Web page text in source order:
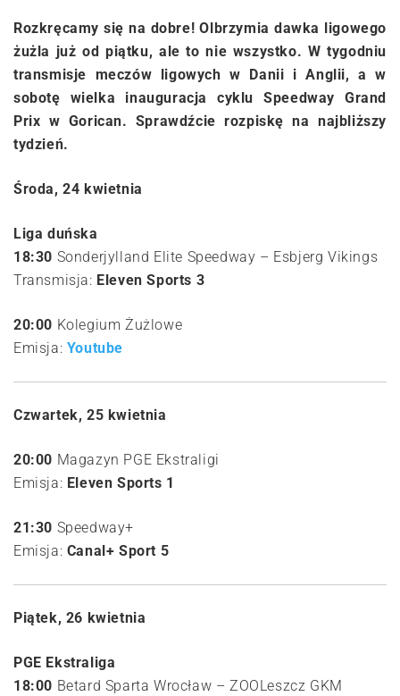
Rozkręcamy się na dobre! Olbrzymia dawka ligowego
żużla już od piątku, ale to nie wszystko. W tygodniu
transmisje meczów ligowych w Danii i Anglii, a w
sobotę wielka inauguracja cyklu Speedway Grand
Prix w Gorican. Sprawdźcie rozpiskę na najbliższy
tydzień.
Środa, 24 kwietnia
Liga duńska
18:30 Sonderjylland Elite Speedway – Esbjerg Vikings
Transmisja: Eleven Sports 3
20:00 Kolegium Żużlowe
Emisja: Youtube
Czwartek, 25 kwietnia
20:00 Magazyn PGE Ekstraligi
Emisja: Eleven Sports 1
21:30 Speedway+
Emisja: Canal+ Sport 5
Piątek, 26 kwietnia
PGE Ekstraliga
18:00 Betard Sparta Wrocław – ZOOLeszcz GKM